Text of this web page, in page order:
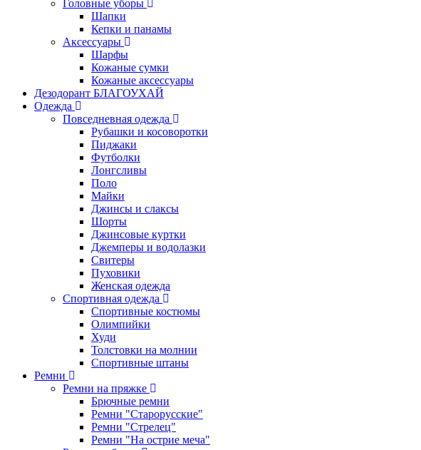
Головные уборы
Шапки
Кепки и панамы
Аксессуары
Шарфы
Кожаные сумки
Кожаные аксессуары
Дезодорант БЛАГОУХАЙ
Одежда
Повседневная одежда
Рубашки и косоворотки
Пиджаки
Футболки
Лонгсливы
Поло
Майки
Джинсы и слаксы
Шорты
Джинсовые куртки
Джемперы и водолазки
Свитеры
Пуховики
Женская одежда
Спортивная одежда
Спортивные костюмы
Олимпийки
Худи
Толстовки на молнии
Спортивные штаны
Ремни
Ремни на пряжке
Брючные ремни
Ремни "Старорусские"
Ремни "Стрелец"
Ремни "На острие меча"